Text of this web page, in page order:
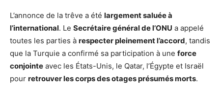
L’annonce de la trêve a été largement saluée à
l’international. Le Secrétaire général de l’ONU a appelé
toutes les parties à respecter pleinement l’accord, tandis
que la Turquie a confirmé sa participation à une force
conjointe avec les États-Unis, le Qatar, l’Égypte et Israël
pour retrouver les corps des otages présumés morts.